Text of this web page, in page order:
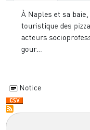
À Naples et sa
touristique des
acteurs
gour...
Notice